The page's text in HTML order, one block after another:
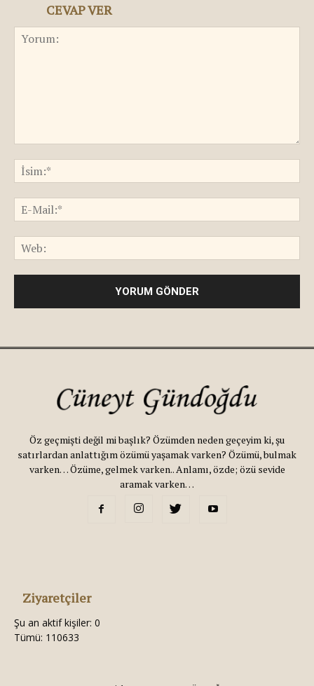
CEVAP VER
Öz geçmişti değil mi başlık? Özümden neden geçeyim ki, şu
satırlardan anlattığım özümü yaşamak varken? Özümü, bulmak
varken… Özüme, gelmek varken.. Anlamı, özde; özü sevide
aramak varken…
Ziyaretçiler
Şu an aktif kişiler: 0
Tümü: 110633